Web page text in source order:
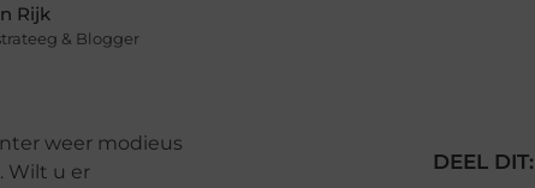
Rijk
& Blogger
weer modieus
Wilt u er
DEEL DIT: